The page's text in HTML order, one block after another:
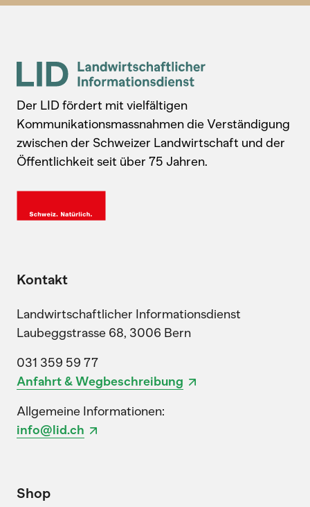
Der LID fördert mit vielfältigen
Kommunikationsmassnahmen die Verständigung
zwischen der Schweizer Landwirtschaft und der
Öffentlichkeit seit über 75 Jahren.
Kontakt
Landwirtschaftlicher Informationsdienst
Laubeggstrasse 68, 3006 Bern
031 359 59 77
Anfahrt & Wegbeschreibung
Allgemeine Informationen:
info@lid.ch
Shop